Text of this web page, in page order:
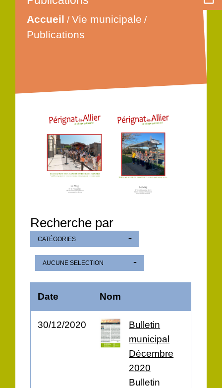
Accueil /Vie municipale /
Publications
Recherche par
CATÉGORIES
AUCUNE SELECTION
Date Nom
30/12/2020
Bulletin
municipal
Décembre
2020
Bulletin